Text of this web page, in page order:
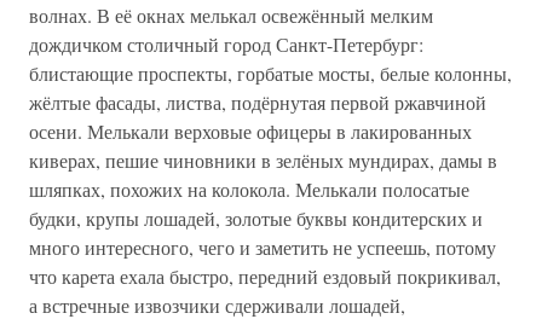
волнах. В её окнах мелькал освежённый мелким
дождичком столичный город Санкт-Петербург:
блистающие проспекты, горбатые мосты, белые колонны,
жёлтые фасады, листва, подёрнутая первой ржавчиной
осени. Мелькали верховые офицеры в лакированных
киверах, пешие чиновники в зелёных мундирах, дамы в
шляпках, похожих на колокола. Мелькали полосатые
будки, крупы лошадей, золотые буквы кондитерских и
много интересного, чего и заметить не успеешь, потому
что карета ехала быстро, передний ездовый покрикивал,
а встречные извозчики сдерживали лошадей,